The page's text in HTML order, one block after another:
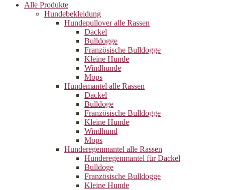
Alle Produkte
Hundebekleidung
Hundepullover alle Rassen
Dackel
Bulldogge
Französische Bulldogge
Kleine Hunde
Windhunde
Mops
Hundemantel alle Rassen
Dackel
Bulldoge
Französische Bulldogge
Kleine Hunde
Windhund
Mops
Hunderegenman­tel alle Rassen
Hunderegenmantel für Dackel
Bulldoge
Französische Bulldogge
Kleine Hunde